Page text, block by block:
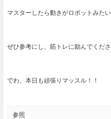
マスターしたら動きがロボットみた
ぜひ参考にし、筋トレに励んでくださ
でわ、本日も頑張りマッスル！！
参照